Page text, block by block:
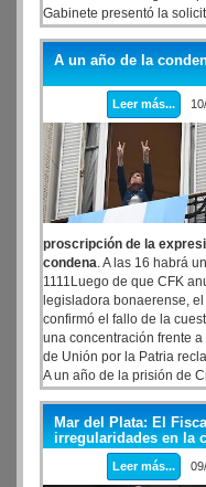
Gabinete presentó la
Control Aduanero (ARCA)
Angeletti lo había hecho
La Nación el periodista
declarar activos en negro
por otros acusados de
presentación de Adorni
impuestos durante los
público, primero como
A un año de la
Leer más...
proscripción de la
condena. A las 16 habrá
1111Luego de que CFK
legisladora bonaerense,
confirmó el fallo de la
una concentración frente
de Unión por la Patria
A un año de la prisión de
bloques de diputados y
peronismo brindaron una
rechazaron la
su liberación.
Mar del Plata: El
irregularidades en la
Leer más...